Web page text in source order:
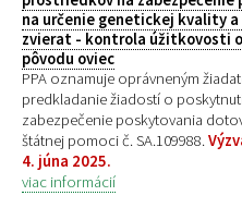
na určenie genetickej kvality
zvierat - kontrola úžitkovosti
pôvodu oviec
PPA oznamuje oprávneným
predkladanie žiadostí o
zabezpečenie poskytovania
štátnej pomoci č. SA.109988.
4. júna 2025.
viac informácií